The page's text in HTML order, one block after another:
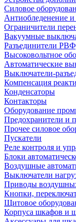
Силовое
Антиобледенение и
Ограничители
Вакуумные
Разъединители
Высоковольтное
Автоматические
Выключатели-
Компенсация
Конденсаторы
Контакторы
Оборудование
Предохранители и
Прочее силовое
Пускатели
Реле контроля и
Блоки
Воздушные
Выключатели
Приводы
Кнопки,
Щитовое
Корпуса шкафов и